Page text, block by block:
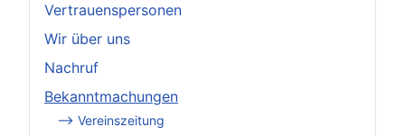
Vertrauenspersonen
Wir über uns
Nachruf
Bekanntmachungen
--> Vereinszeitung